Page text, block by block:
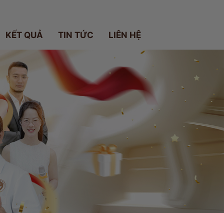
KẾT QUẢ TIN TỨC LIÊN HỆ